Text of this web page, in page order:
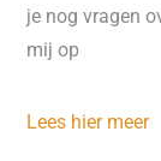
je nog vragen
mij op
Lees hier meer